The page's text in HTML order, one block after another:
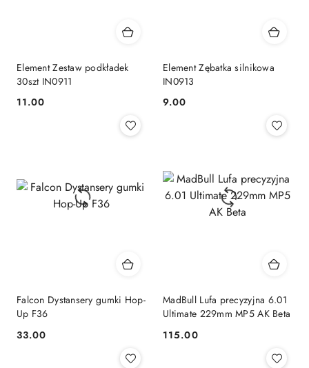
Element Zestaw podkładek
30szt IN0911
Cena:
11.00
Element Zębatka silnikowa
IN0913
Cena:
9.00
Falcon Dystansery gumki Hop-
Up F36
Cena:
33.00
MadBull Lufa precyzyjna 6.01
Ultimate 229mm MP5 AK Beta
Cena:
115.00